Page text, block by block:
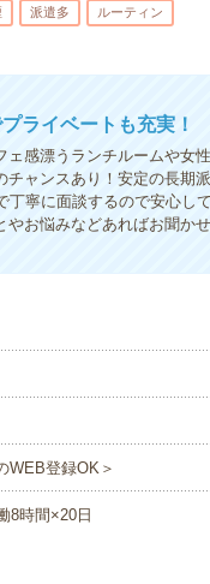
派遣多 ルーティン
ライベートも充実！
ェ感漂うランチルームや女
ャンスあり！安定の長期
寧に面談するので安心し
お悩みなどあればお聞か
登録OK＞
8時間×20日